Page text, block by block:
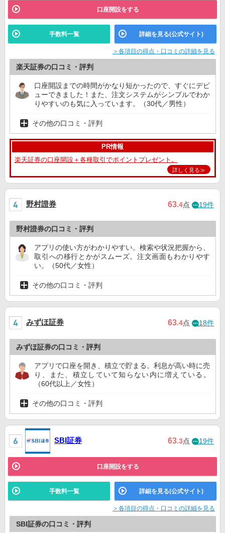
口座開設をする
手数料一覧 詳細を見る(公式サイト)
＞各項目の得点・口コミの詳細を見る
楽天証券の口コミ・評判
口座開設までの時間がかなり短かったので、すぐにデビ
ューできました！また、注文システムがシンプルでわか
りやすいのも気に入っています。（30代／男性）
その他の口コミ・評判
PR情報
楽天証券の口座開設＋各種取引でポイントプレゼント。
詳しく見る≫
野村證券 63.4点 19件
野村證券の口コミ・評判
アプリの使い方がわかりやすい。検索や状況把握から、
取引への移行とかがスムーズ。注文画面もわかりやす
い。（50代／女性）
その他の口コミ・評判
みずほ証券 63.4点 18件
みずほ証券の口コミ・評判
アプリで口座を開き、積立で貯まる。利息が高い時に売
り、また、積立していて知らない内に増えている。
（60代以上／女性）
その他の口コミ・評判
SBI証券 63.3点 19件
口座開設をする
手数料一覧 詳細を見る(公式サイト)
＞各項目の得点・口コミの詳細を見る
SBI証券の口コミ・評判